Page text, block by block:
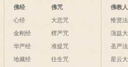
夜间不敢长伸
破海底天。
佛经
心经
金刚经
华严经
地藏经
佛咒
大悲咒
楞严咒
准提咒
往生咒
佛教
惟贤
蕅益
圣严
星云